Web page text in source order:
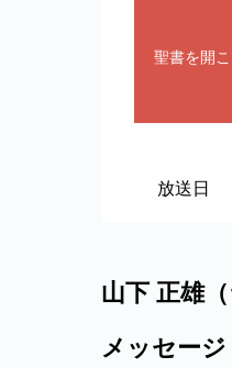
聖書を開こ
放送日
山下 正雄（
メッセー